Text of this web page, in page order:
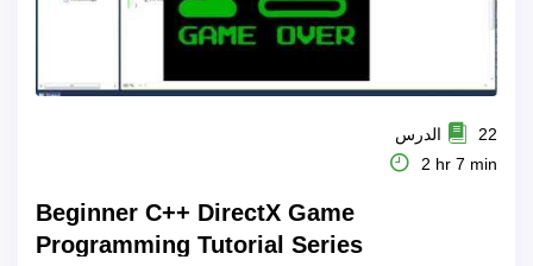
22 الدرس
2 hr 7 min
Beginner C++ DirectX Game
Programming Tutorial Series